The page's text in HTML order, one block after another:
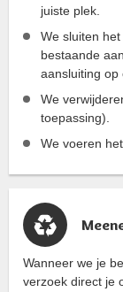
juiste plek.
We sluiten
bestaande
aansluiting op
We
toepassing).
We voeren
Wanneer we je
verzoek direct je